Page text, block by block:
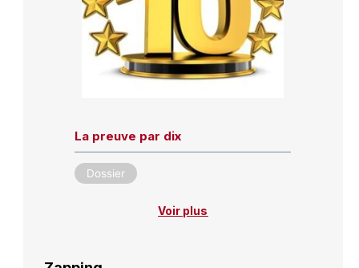
La preuve par dix
Dossier
Voir plus